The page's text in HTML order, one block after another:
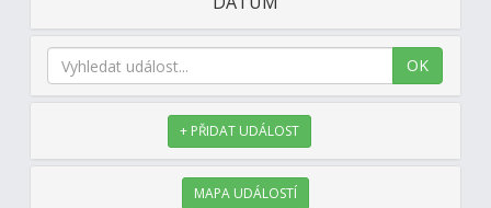
OK
+ PŘIDAT UDÁLOST
MAPA UDÁLOSTÍ